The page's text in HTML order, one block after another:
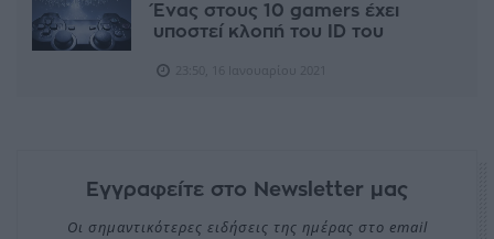
Ένας στους 10 gamers έχει
υποστεί κλοπή του ID του
Εγγραφείτε στο Newsletter μας
Οι σημαντικότερες ειδήσεις της ημέρας στο email